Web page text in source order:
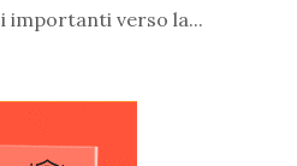
importanti verso la...